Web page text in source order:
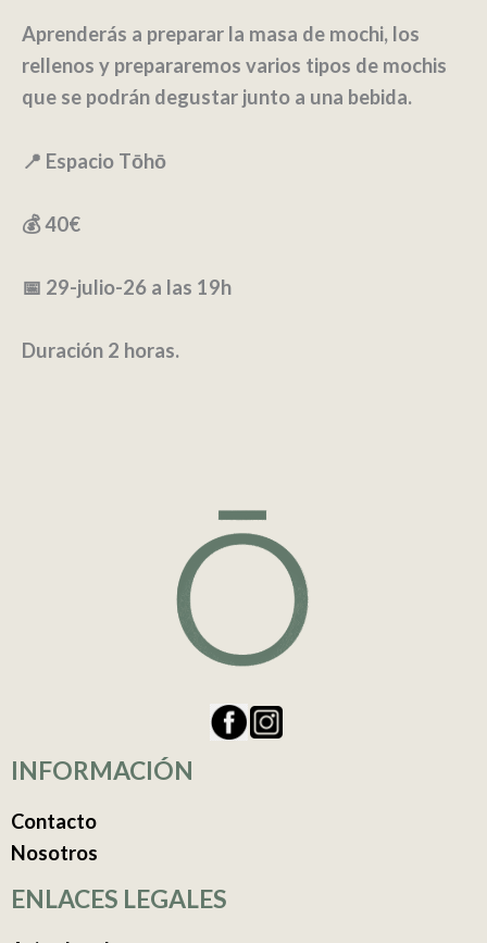
Aprenderás a preparar la masa de mochi, los
rellenos y prepararemos varios tipos de mochis
que se podrán degustar junto a una bebida.
📍 Espacio Tōhō
💰 40€
📅 29-julio-26 a las 19h
Duración 2 horas.
INFORMACIÓN
Contacto
Nosotros
ENLACES LEGALES